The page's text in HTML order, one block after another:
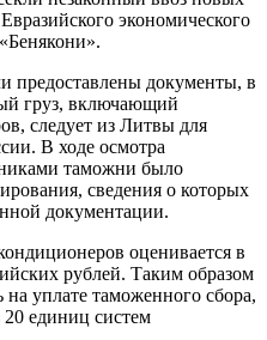
экономического
предоставлены документы, в
груз, включающий
следует из Литвы для
В ходе осмотра
таможни было
сведения о которых
документации.
оценивается в
рублей. Таким образом
на уплате таможенного сбора,
20 единиц систем